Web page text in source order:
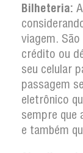
Bilheteria:
viagem.
crédito ou
seu celular
passagem
eletrônico
sempre que
e também